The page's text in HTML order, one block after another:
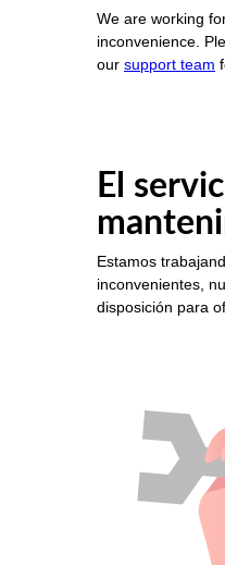
We are working
inconvenience.
our support team
El
Estamos
inconvenientes,
disposición para